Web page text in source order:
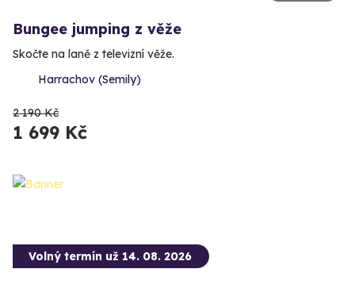
Bungee jumping z věže
Skočte na laně z televizní věže.
Harrachov (Semily)
2 190 Kč
1 699 Kč
Volný termín už 14. 08. 2026